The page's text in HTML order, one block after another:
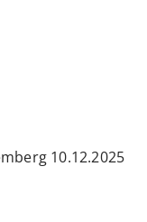
10.12.2025 Umweltministerium Baden-Württemberg